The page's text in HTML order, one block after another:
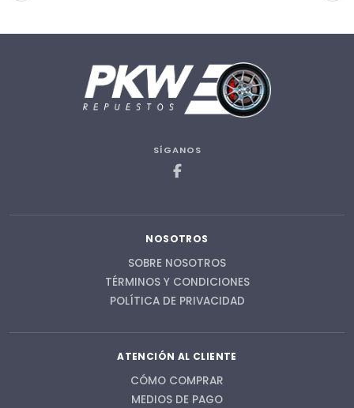
SÍGANOS
NOSOTROS
SOBRE NOSOTROS
TÉRMINOS Y CONDICIONES
POLÍTICA DE PRIVACIDAD
ATENCIÓN AL CLIENTE
CÓMO COMPRAR
MEDIOS DE PAGO